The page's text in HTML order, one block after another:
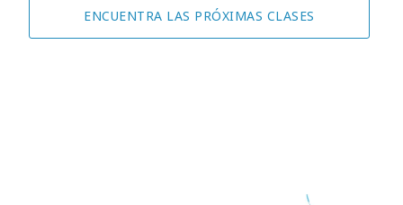
ENCUENTRA LAS PRÓXIMAS CLASES